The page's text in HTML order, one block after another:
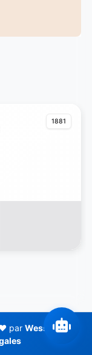
1881
par Wess Soft